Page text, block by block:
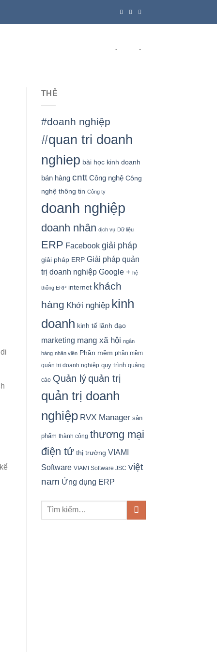
- -
THẺ
#doanh nghiệp
#quan tri doanh
nghiep bài học kinh doanh
bán hàng cntt Công nghệ Công
nghệ thông tin Công ty
doanh nghiệp
doanh nhân dịch vụ Dữ liệu
ERP Facebook giải pháp
giải pháp ERP Giải pháp quản
trị doanh nghiệp Google + hệ
thống ERP internet khách
hàng Khởi nghiệp kinh
doanh kinh tế lãnh đạo
marketing mạng xã hội ngân
hàng nhân viên Phần mềm phần mềm
quản trị doanh nghiệp quy trình quảng
cáo Quản lý quản trị
quản trị doanh
nghiệp RVX Manager sản
phẩm thành công thương mại
điện tử thị trường VIAMI
Software VIAMI Software JSC việt
nam Ứng dụng ERP